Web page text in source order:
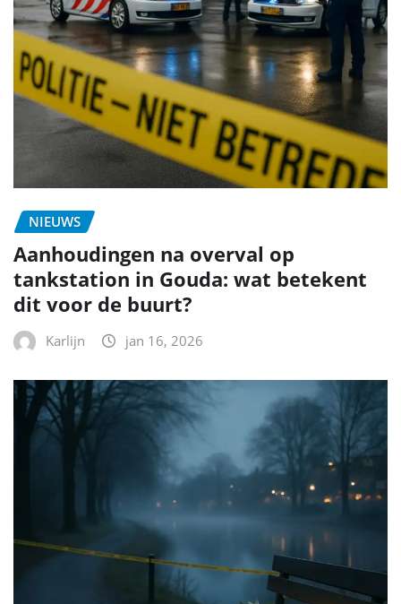
NIEUWS
Aanhoudingen na overval op
tankstation in Gouda: wat betekent
dit voor de buurt?
Karlijn jan 16, 2026